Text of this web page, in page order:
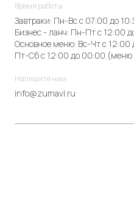
Время работы
Завтраки: Пн-Вс с 07:00 до
Бизнес - ланч: Пн-Пт с 12:00
Основное меню: Вс-Чт с 12:00
Пт-Сб с 12:00 до 00:00 (меню
Напишите нам
info@zumavl.ru